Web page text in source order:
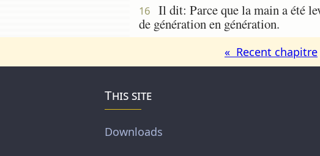
16
Il dit: Parce que la main a été
de génération en génération.
« Recent chapitre
This site
Downloads